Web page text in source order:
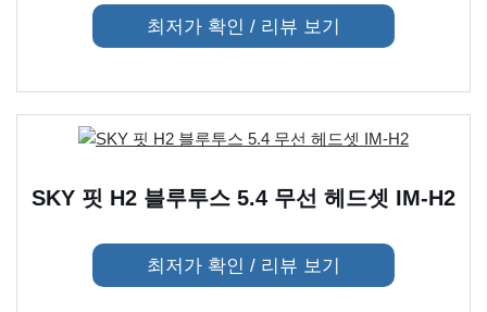
최저가 확인 / 리뷰 보기
SKY 핏 H2 블루투스 5.4 무선 헤드셋 IM-H2
최저가 확인 / 리뷰 보기